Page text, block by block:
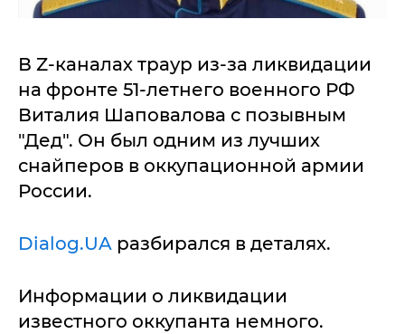
В Z-каналах траур из-за ликвидации
на фронте 51-летнего военного РФ
Виталия Шаповалова с позывным
"Дед". Он был одним из лучших
снайперов в оккупационной армии
России.
Dialog.UA разбирался в деталях.
Информации о ликвидации
известного оккупанта немного.